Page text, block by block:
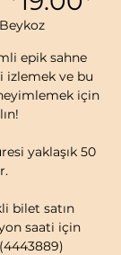
Beykoz
epik sahne
izlemek ve bu
için
yaklaşık 50
bilet satın
saati için